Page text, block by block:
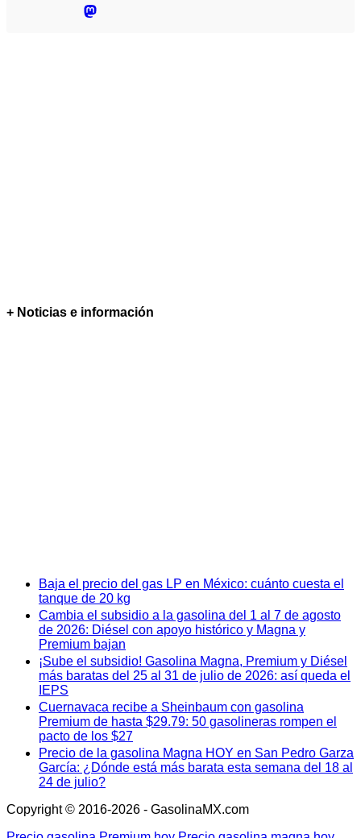
+ Noticias e información
Baja el precio del gas LP en México: cuánto cuesta el
tanque de 20 kg
Cambia el subsidio a la gasolina del 1 al 7 de agosto
de 2026: Diésel con apoyo histórico y Magna y
Premium bajan
¡Sube el subsidio! Gasolina Magna, Premium y Diésel
más baratas del 25 al 31 de julio de 2026: así queda el
IEPS
Cuernavaca recibe a Sheinbaum con gasolina
Premium de hasta $29.79: 50 gasolineras rompen el
pacto de los $27
Precio de la gasolina Magna HOY en San Pedro Garza
García: ¿Dónde está más barata esta semana del 18 al
24 de julio?
Copyright © 2016-2026 - GasolinaMX.com